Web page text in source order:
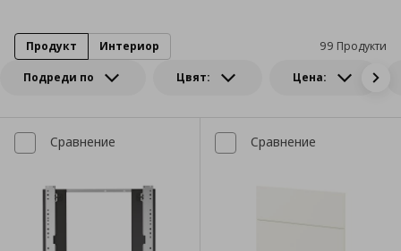
Подреди по Цвят: Цена:
99 Продукти
Продукт Интериор
Сравнение Сравнение